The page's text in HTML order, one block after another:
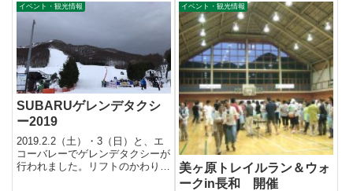
イベント・観光情報
SUBARUゲレンデタクシ
ー2019
2019.2.2（土）・3（日）と、エ
コーバレーでゲレンデタクシーが
行われました。リフトのかわり
イベント・観光情報
美ヶ原トレイルラン＆ウォ
ークin長和 開催